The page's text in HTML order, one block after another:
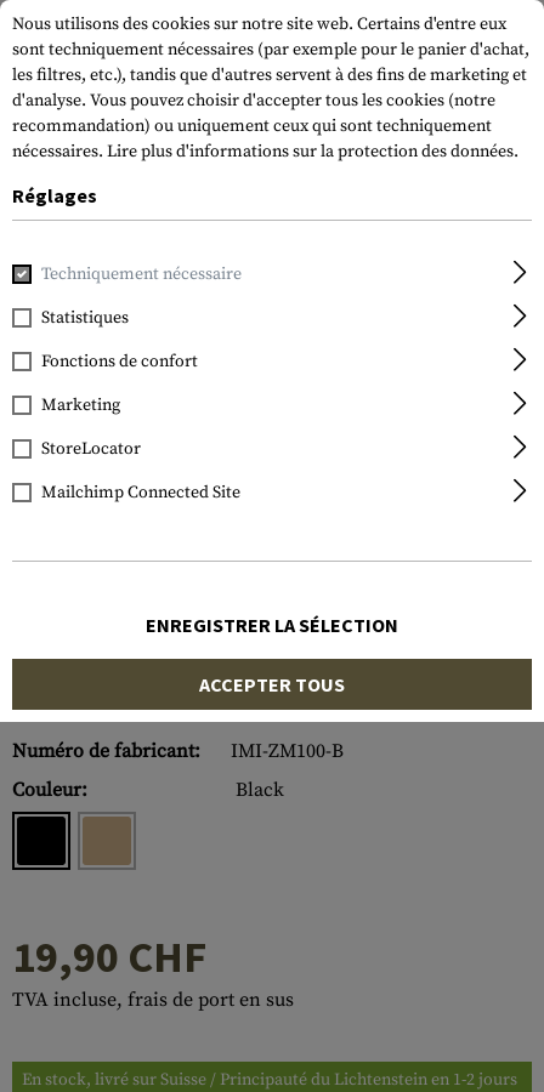
IMI Defense
Molle Adaptor
Numéro d'article:
10134606000
Numéro de fabricant:
IMI-ZM100-B
Couleur:
Black
19,90 CHF
TVA incluse, frais de port en sus
En stock, livré sur Suisse / Principauté du Lichtenstein en 1-2 jours
Nous utilisons des cookies sur notre site web. Certains d'entre eux
sont techniquement nécessaires (par exemple pour le panier d'achat,
les filtres, etc.), tandis que d'autres servent à des fins de marketing et
d'analyse. Vous pouvez choisir d'accepter tous les cookies (notre
recommandation) ou uniquement ceux qui sont techniquement
nécessaires. Lire plus d'informations sur la protection des données.
Réglages
Techniquement nécessaire
Statistiques
Fonctions de confort
Marketing
StoreLocator
Mailchimp Connected Site
ENREGISTRER LA SÉLECTION
ACCEPTER TOUS